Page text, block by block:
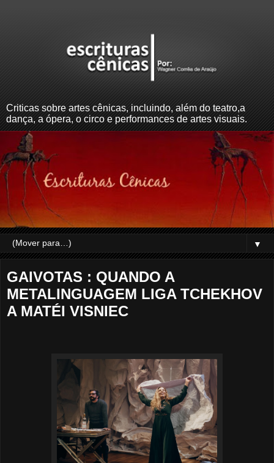
Criticas sobre artes cênicas, incluindo, além do teatro,a
dança, a ópera, o circo e performances de artes visuais.
▼
GAIVOTAS : QUANDO A
METALINGUAGEM LIGA TCHEKHOV
A MATÉI VISNIEC